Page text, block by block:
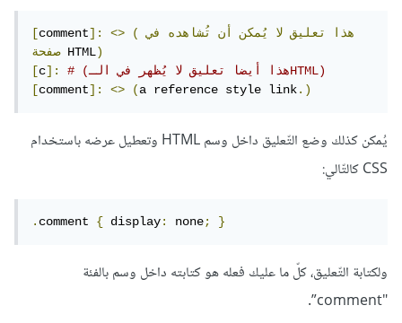
[comment]: <> (هذا تعليق لا يُمكن أن تُشاهده
في
صفحة HTML)
[c]:
# (هذا أيضا تعليق لا يُظهر في الـHTML)
[comment]: <> (a reference style link.)
يُمكن كذلك وضع التّعليق داخل وسم HTML وتعطيل عرضه باستخدام
CSS كالتّالي:
.comment { display: none; }
ولكتابة التّعليق، كلّ ما عليك فعله هو كتابته داخل وسم بالفئة
"comment”.